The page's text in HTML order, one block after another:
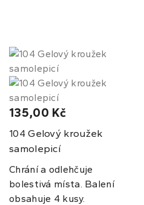
135,00 Kč
104Gelový kroužek
samolepicí
Chrání a odlehčuje
bolestivá místa. Balení
obsahuje 4 kusy.